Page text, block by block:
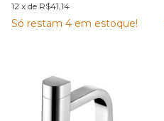
12 x de R$41,14
Só restam 4 em estoque!